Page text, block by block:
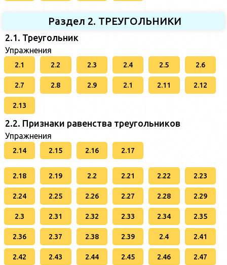
Раздел 2. ТРЕУГОЛЬНИКИ
2.1. Треугольник
Упражнения
2.1 2.2 2.3 2.4 2.5 2.6
2.7 2.8 2.9 2.1 2.11 2.12
2.13
2.2. Признаки равенства треугольников
Упражнения
2.14 2.15 2.16 2.17
2.18 2.19 2.2 2.21 2.22 2.23
2.24 2.25 2.26 2.27 2.28 2.29
2.3 2.31 2.32 2.33 2.34 2.35
2.36 2.37 2.38 2.39 2.4 2.41
2.42 2.43 2.44 2.45 2.46 2.47